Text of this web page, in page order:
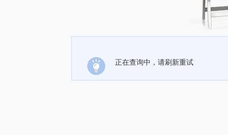
正在查询中，请刷新重试